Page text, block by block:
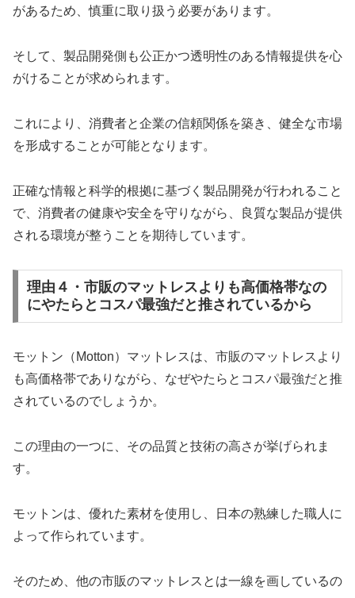
があるため、慎重に取り扱う必要があります。
そして、製品開発側も公正かつ透明性のある情報提供を心
がけることが求められます。
これにより、消費者と企業の信頼関係を築き、健全な市場
を形成することが可能となります。
正確な情報と科学的根拠に基づく製品開発が行われること
で、消費者の健康や安全を守りながら、良質な製品が提供
される環境が整うことを期待しています。
理由４・市販のマットレスよりも高価格帯なの
にやたらとコスパ最強だと推されているから
モットン（Motton）マットレスは、市販のマットレスより
も高価格帯でありながら、なぜやたらとコスパ最強だと推
されているのでしょうか。
この理由の一つに、その品質と技術の高さが挙げられま
す。
モットンは、優れた素材を使用し、日本の熟練した職人に
よって作られています。
そのため、他の市販のマットレスとは一線を画しているの